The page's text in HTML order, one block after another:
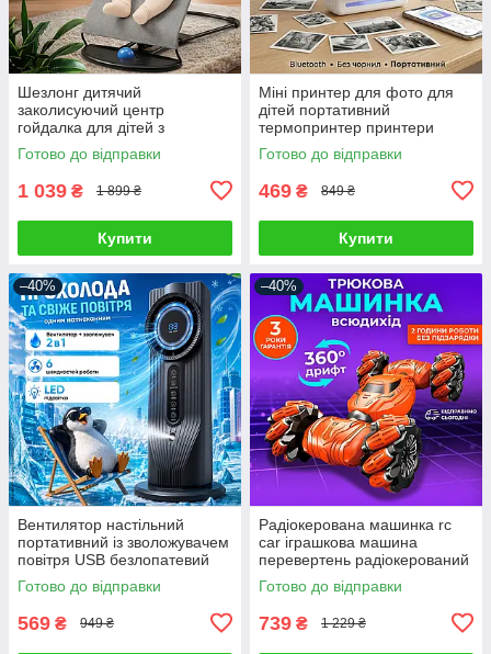
Шезлонг дитячий
заколисуючий центр
гойдалка для дітей з
іграшками світлом гойдалки
для немовлят заколисуюче
Готово до відправки
1 039 ₴ 1 899 ₴
Купити
Міні принтер для фото для
дітей портативний
термопринтер принтери
дитячий мініпринтер
безпроводний фотопринтер
Готово до відправки
469 ₴ 849 ₴
Купити
–40%
Вентилятор настільний
портативний із зволожувачем
повітря USB безлопатевий
охолоджувач персональний
міні кондиціонер LED
Готово до відправки
569 ₴ 949 ₴
–40%
Радіокерована машинка rc
car іграшкова машина
перевертень радіокерований
автомобіль для дітей трюкова
з жестовим браслетом
Готово до відправки
739 ₴ 1 229 ₴